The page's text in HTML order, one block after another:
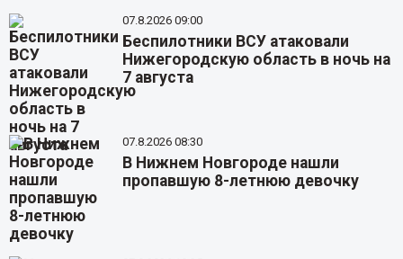
07.8.2026 09:00
Беспилотники ВСУ атаковали
Нижегородскую область в ночь на
7 августа
07.8.2026 08:30
В Нижнем Новгороде нашли
пропавшую 8-летнюю девочку